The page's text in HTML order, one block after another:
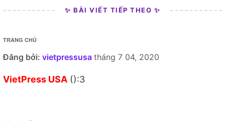
✨ BÀI VIẾT TIẾP THEO ✨
TRANG CHỦ
Đăng bởi: vietpressusa tháng 7 04, 2020
VietPress USA ():3